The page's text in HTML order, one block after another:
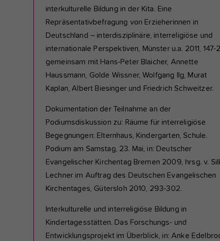
interkulturelle Bildung in der Kita. Eine
Repräsentativbefragung von Erzieherinnen in
Deutschland – interdisziplinäre, interreligiöse und
internationale Perspektiven, Münster u.a. 2011, 147-
gemeinsam mit Hans-Peter Blaicher, Annette
Haussmann, Golde Wissner, Wolfgang Ilg, Murat
Kaplan, Albert Biesinger und Friedrich Schweitzer.
Dokumentation der Teilnahme an der
Podiumsdiskussion zu: Räume für interreligiöse
Begegnungen: Elternhaus, Kindergarten, Schule.
Podium am Samstag, 23. Mai, in: Deutscher
Evangelischer Kirchentag Bremen 2009, hrsg. v.
Lechner im Auftrag des Deutschen Evangelischen
Kirchentages, Gütersloh 2010, 293-302.
Interkulturelle und interreligiöse Bildung in
Kindertagesstätten. Das Forschungs- und
Entwicklungsprojekt im Überblick, in: Anke